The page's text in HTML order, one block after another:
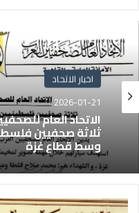
اخبار الاتحاد
2026-01-21
الاتحاد العام
ثلاثة صحفيين
وسط قطاع غزة